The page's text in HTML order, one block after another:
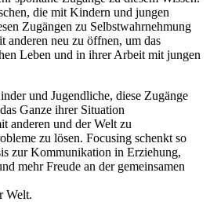
die mit Kindern und jungen
Zugängen zu Selbstwahrnehmung
neu zu öffnen, um das
Leben und in ihrer Arbeit mit jungen
und Jugendliche, diese Zugänge
Ganze ihrer Situation
anderen und der Welt zu
zu lösen. Focusing schenkt so
zur Kommunikation in Erziehung,
mehr Freude an der gemeinsamen
Welt.